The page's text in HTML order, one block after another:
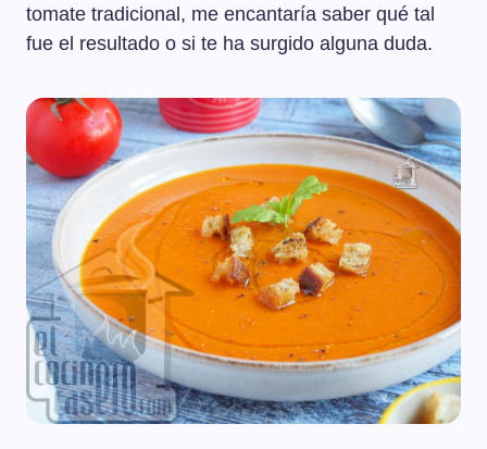
tomate tradicional, me encantaría saber qué tal
fue el resultado o si te ha surgido alguna duda.